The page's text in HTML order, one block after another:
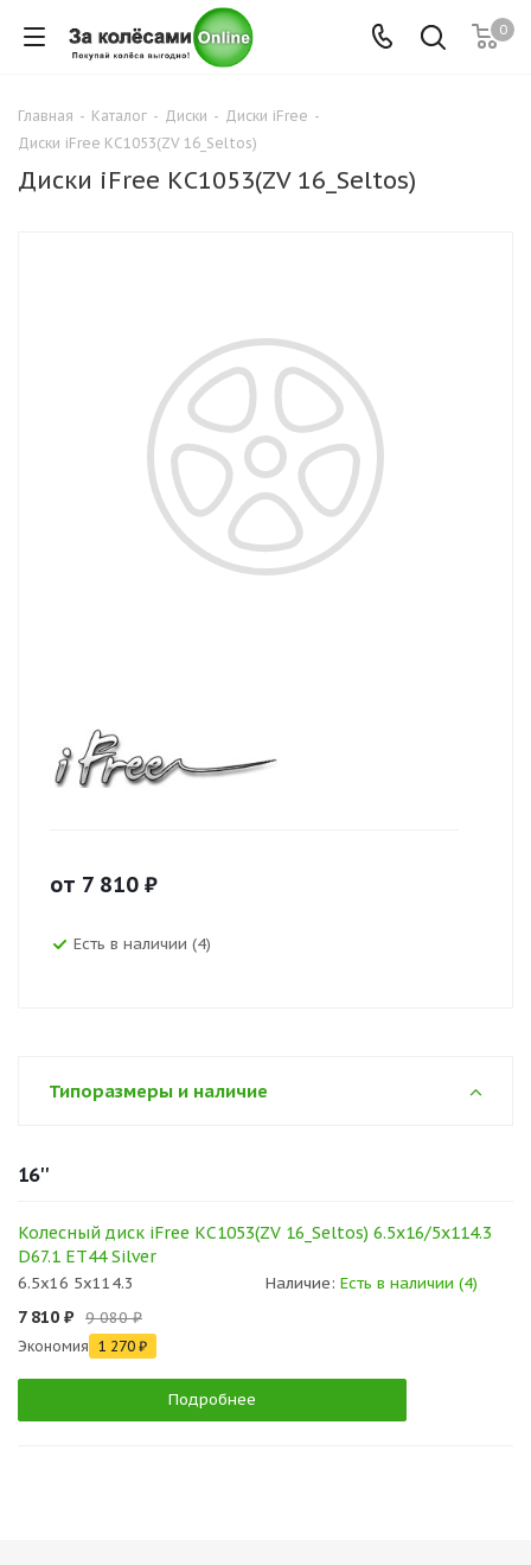
0
Главная - Каталог - Диски - Диски iFree -
Диски iFree КС1053(ZV 16_Seltos)
Диски iFree КС1053(ZV 16_Seltos)
от 7 810 ₽
Есть в наличии (4)
Типоразмеры и наличие
16''
Колесный диск iFree КС1053(ZV 16_Seltos) 6.5x16/5x114.3
D67.1 ET44 Silver
6.5x16 5x114.3 Наличие: Есть в наличии (4)
7 810 ₽ 9 080 ₽
Экономия 1 270 ₽
Подробнее